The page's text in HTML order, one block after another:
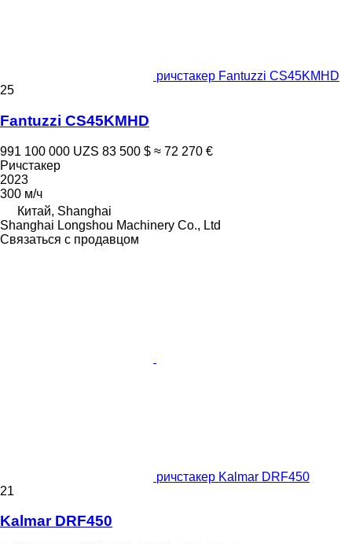
ричстакер Fantuzzi CS45KMHD
25
Fantuzzi CS45KMHD
991 100 000 UZS 83 500 $ ≈ 72 270 €
Ричстакер
2023
300 м/ч
Китай, Shanghai
Shanghai Longshou Machinery Co., Ltd
Связаться с продавцом
ричстакер Kalmar DRF450
21
Kalmar DRF450